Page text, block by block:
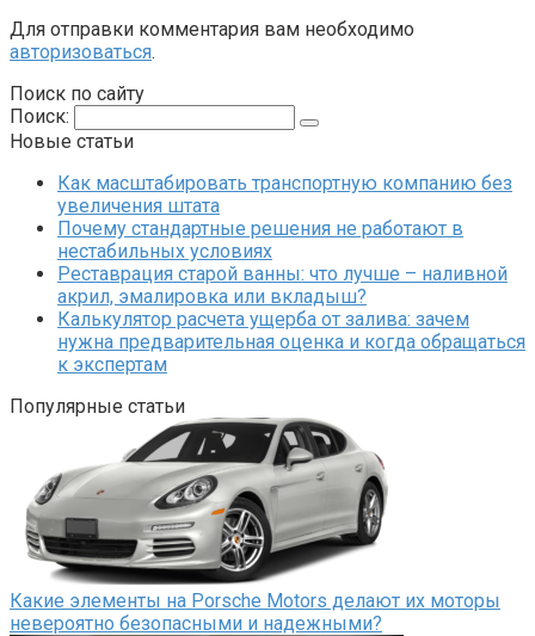
Для отправки комментария вам необходимо
авторизоваться.
Поиск по сайту
Поиск:
Новые статьи
Как масштабировать транспортную компанию без
увеличения штата
Почему стандартные решения не работают в
нестабильных условиях
Реставрация старой ванны: что лучше – наливной
акрил, эмалировка или вкладыш?
Калькулятор расчета ущерба от залива: зачем
нужна предварительная оценка и когда обращаться
к экспертам
Популярные статьи
Какие элементы на Porsche Motors делают их моторы
невероятно безопасными и надежными?